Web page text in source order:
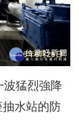
波猛烈強降
水站的防